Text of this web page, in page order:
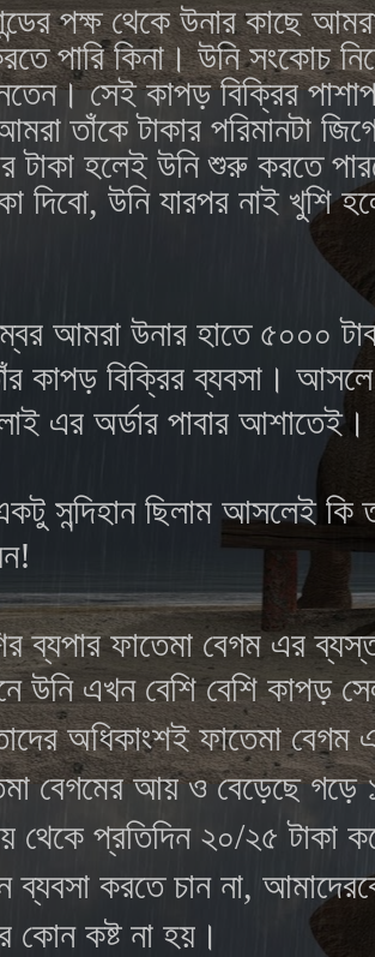
পক্ষ থেকে উনার কাছে
পারি কিনা। উনি সংকোচ
সেই কাপড় বিক্রির
তাঁকে টাকার পরিমানটা
টাকা হলেই উনি শুরু করতে
দিবো, উনি যারপর নাই খুশি
আমরা উনার হাতে ৫০০০
কাপড় বিক্রির ব্যবসা।
এর অর্ডার পাবার আশাতেই।
সন্দিহান ছিলাম আসলেই কি
ব্যপারফাতেমা বেগমএর
উনি এখন বেশি বেশি কাপড়
অধিকাংশইফাতেমা বেগম
বেগমের আয় ও বেড়েছে গড়ে
থেকে প্রতিদিন ২০/২৫ টাকা
ব্যবসা করতে চান না,
কোন কষ্ট না হয়।